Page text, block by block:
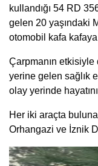
kullandığı 54 RD
gelen 20 yaşındaki
otomobil kafa kafaya
Çarpmanın etkisiyle
yerine gelen sağlık
olay yerinde
Her iki araçta
Orhangazi ve İznik